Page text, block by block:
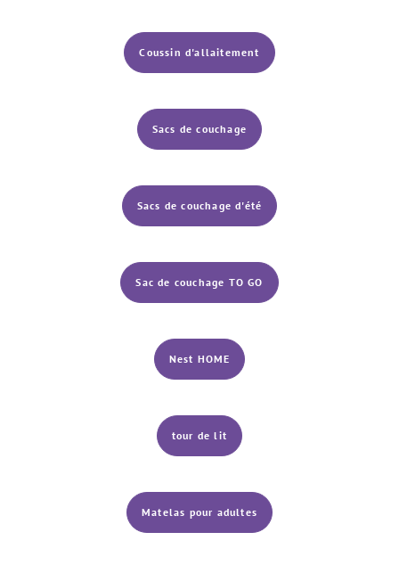
Coussin d'allaitement
Sacs de couchage
Sacs de couchage d'été
Sac de couchage TO GO
Nest HOME
tour de lit
Matelas pour adultes